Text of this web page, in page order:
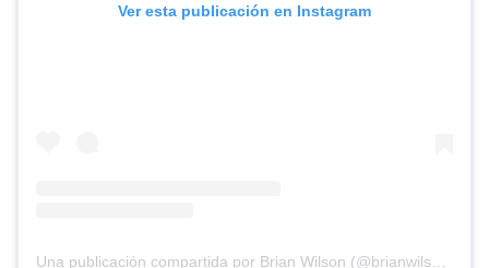
Ver esta publicación en Instagram